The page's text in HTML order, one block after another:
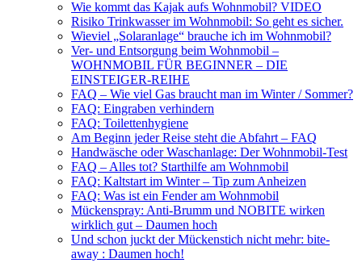
Wie kommt das Kajak aufs Wohnmobil? VIDEO
Risiko Trinkwasser im Wohnmobil: So geht es sicher.
Wieviel „Solaranlage“ brauche ich im Wohnmobil?
Ver- und Entsorgung beim Wohnmobil –
WOHNMOBIL FÜR BEGINNER – DIE
EINSTEIGER-REIHE
FAQ – Wie viel Gas braucht man im Winter / Sommer?
FAQ: Eingraben verhindern
FAQ: Toilettenhygiene
Am Beginn jeder Reise steht die Abfahrt – FAQ
Handwäsche oder Waschanlage: Der Wohnmobil-Test
FAQ – Alles tot? Starthilfe am Wohnmobil
FAQ: Kaltstart im Winter – Tip zum Anheizen
FAQ: Was ist ein Fender am Wohnmobil
Mückenspray: Anti-Brumm und NOBITE wirken
wirklich gut – Daumen hoch
Und schon juckt der Mückenstich nicht mehr: bite-
away : Daumen hoch!